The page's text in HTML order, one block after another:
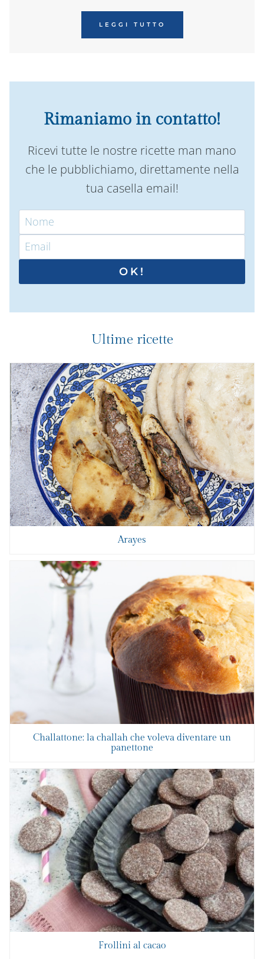
LEGGI TUTTO
Rimaniamo in contatto!
Ricevi tutte le nostre ricette man mano
che le pubblichiamo, direttamente nella
tua casella email!
OK!
Ultime ricette
Arayes
Challattone: la challah che voleva diventare un
panettone
Frollini al cacao